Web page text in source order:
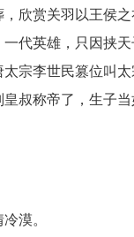
欣赏关羽以王侯
代英雄，只因挟
宗李世民篡位叫
叔称帝了，生子
漠。